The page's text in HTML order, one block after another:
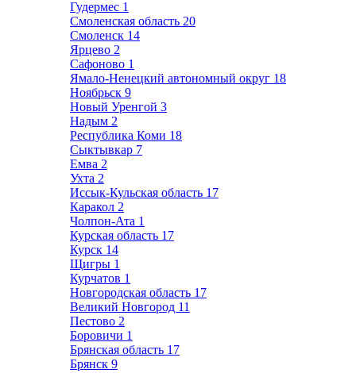
Гудермес 1
Смоленская область 20
Смоленск 14
Ярцево 2
Сафоново 1
Ямало-Ненецкий автономный округ 18
Ноябрьск 9
Новый Уренгой 3
Надым 2
Республика Коми 18
Сыктывкар 7
Емва 2
Ухта 2
Иссык-Кульская область 17
Каракол 2
Чолпон-Ата 1
Курская область 17
Курск 14
Щигры 1
Курчатов 1
Новгородская область 17
Великий Новгород 11
Пестово 2
Боровичи 1
Брянская область 17
Брянск 9